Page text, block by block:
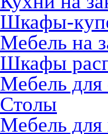
Шкафы-
Мебель на
Шкафы
Мебель для
Столы
Мебель для